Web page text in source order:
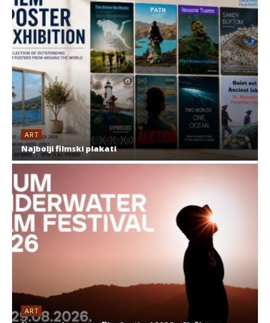
ART
Najbolji filmski plakati
ART